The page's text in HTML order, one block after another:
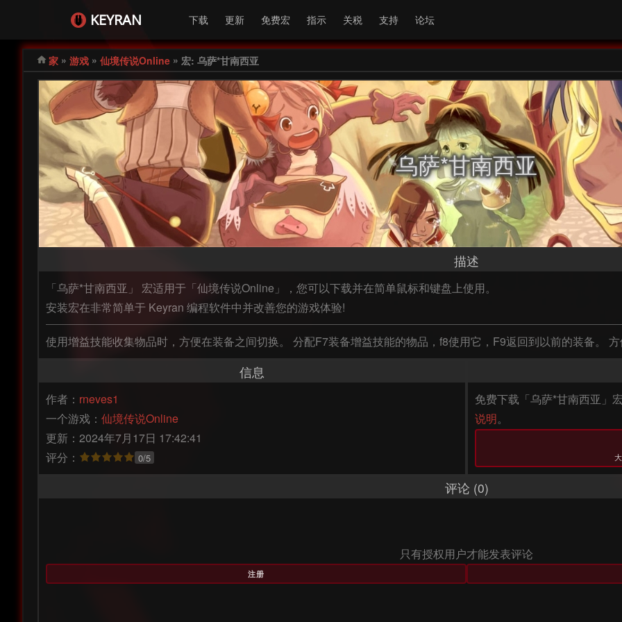
KEYRAN 下载 更新 免费宏 指示 关税 支持 论坛
家 » 游戏 » 仙境传说Online » 宏: 乌萨*甘南西亚
乌萨*甘南西亚
描述
「乌萨*甘南西亚」 宏适用于「仙境传说Online」，您可以下载并在简单鼠标和键盘上使用。
安装宏在非常简单于 Keyran 编程软件中并改善您的游戏体验!
使用增益技能收集物品时，方便在装备之间切换。 分配F7装备增益技能的物品，f8使用它，F9返回到以前的装备。
信息
作者： rneves1
一个游戏： 仙境传说Online
更新：2024年7月17日 17:42:41
评分：
0/5
免费下载「乌萨*甘南西亚」
说明。
评论 (0)
只有授权用户才能发表评论
注册